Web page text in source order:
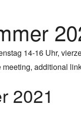
14-16 Uhr,
additional
2021